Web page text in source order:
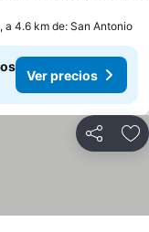
a 4.6 km de: San Antonio
Ver precios
Compartir